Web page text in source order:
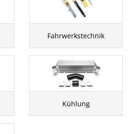
Fahrwerkstechnik
Kühlung